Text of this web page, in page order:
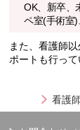
OK、新卒、
ペ室(手術室
また、看護師
ポートも行って
看護